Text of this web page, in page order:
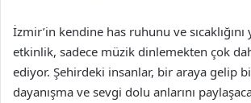
İzmir’in kendine has ruhunu ve sıcaklığını
etkinlik, sadece müzik dinlemekten çok
ediyor. Şehirdeki insanlar, bir araya gelip
dayanışma ve sevgi dolu anlarını